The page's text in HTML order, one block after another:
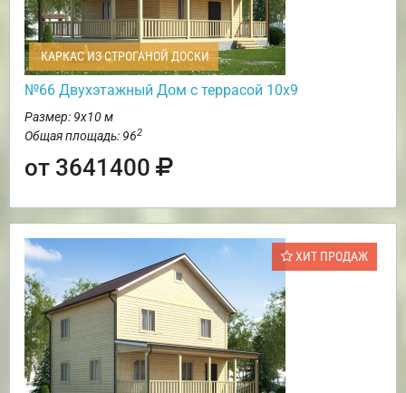
КАРКАС ИЗ СТРОГАНОЙ ДОСКИ
№66 Двухэтажный Дом с террасой 10х9
Размер: 9х10 м
Общая площадь: 962
от 3641400
ХИТ ПРОДАЖ